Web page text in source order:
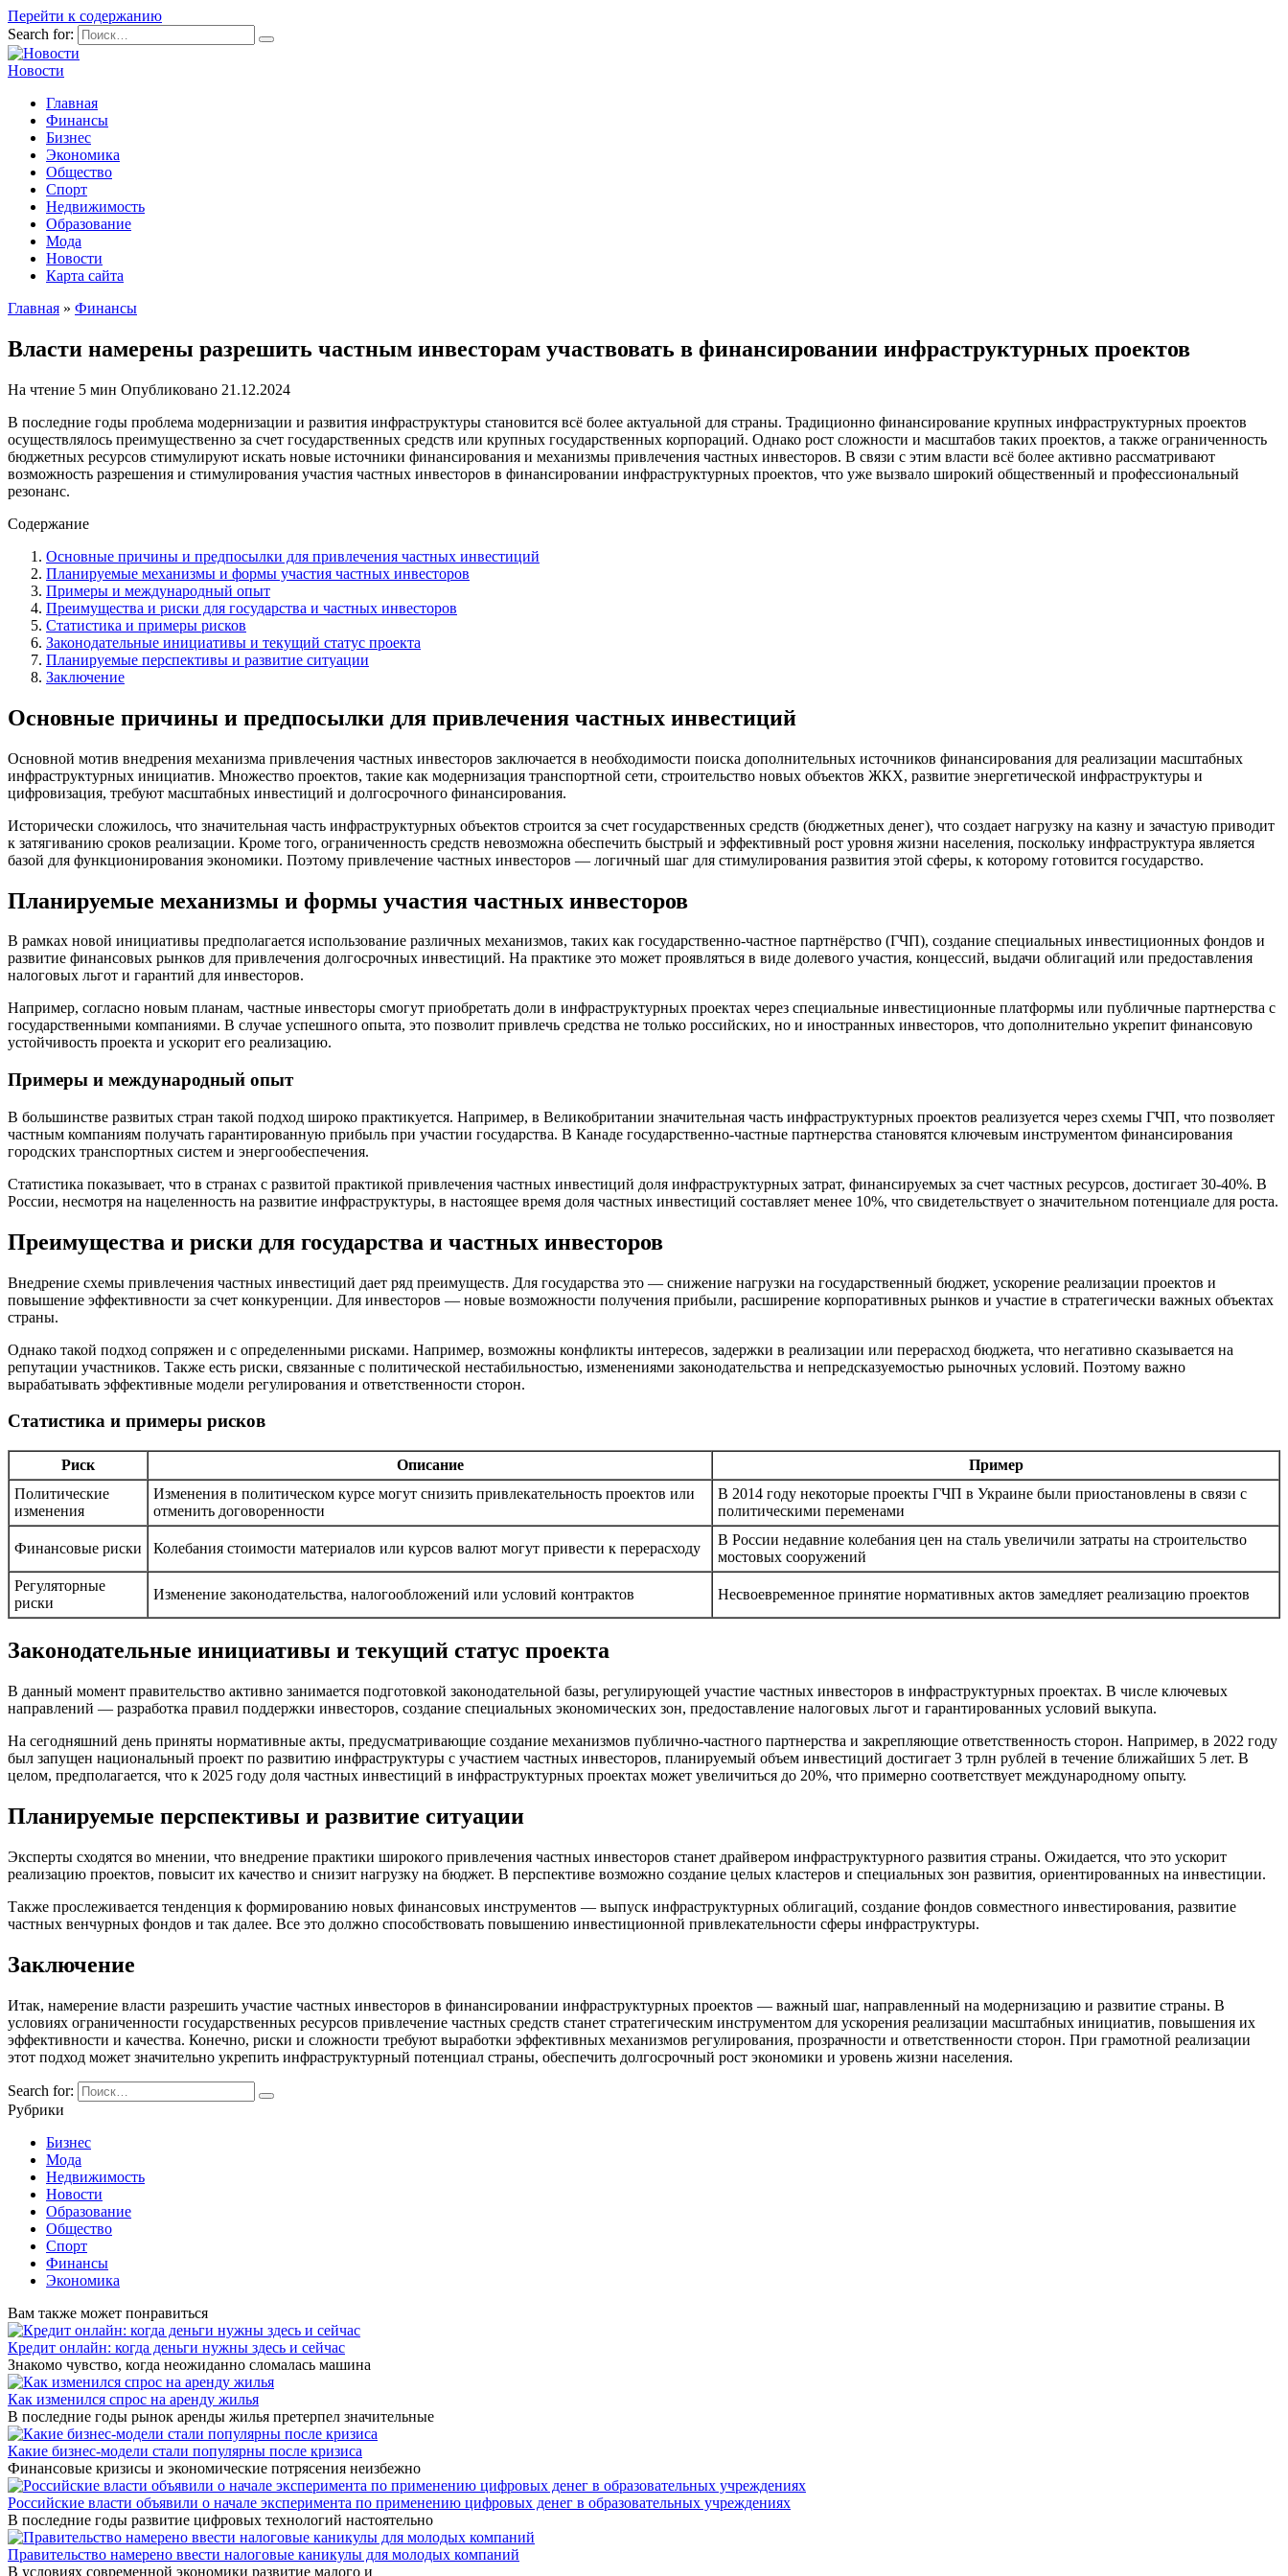
Перейти к содержанию
Search for:
Новости
Главная
Финансы
Бизнес
Экономика
Общество
Спорт
Недвижимость
Образование
Мода
Новости
Карта сайта
Главная » Финансы
Власти намерены разрешить частным инвесторам участвовать в финансировании инфраструктурных проектов
На чтение 5 мин Опубликовано 21.12.2024
В последние годы проблема модернизации и развития инфраструктуры становится всё более актуальной для страны. Традиционно финансирование крупных инфраструктурных проектов
осуществлялось преимущественно за счет государственных средств или крупных государственных корпораций. Однако рост сложности и масштабов таких проектов, а также ограниченность
бюджетных ресурсов стимулируют искать новые источники финансирования и механизмы привлечения частных инвесторов. В связи с этим власти всё более активно рассматривают
возможность разрешения и стимулирования участия частных инвесторов в финансировании инфраструктурных проектов, что уже вызвало широкий общественный и профессиональный
резонанс.
Содержание
Основные причины и предпосылки для привлечения частных инвестиций
Планируемые механизмы и формы участия частных инвесторов
Примеры и международный опыт
Преимущества и риски для государства и частных инвесторов
Статистика и примеры рисков
Законодательные инициативы и текущий статус проекта
Планируемые перспективы и развитие ситуации
Заключение
Основные причины и предпосылки для привлечения частных инвестиций
Основной мотив внедрения механизма привлечения частных инвесторов заключается в необходимости поиска дополнительных источников финансирования для реализации масштабных
инфраструктурных инициатив. Множество проектов, такие как модернизация транспортной сети, строительство новых объектов ЖКХ, развитие энергетической инфраструктуры и
цифровизация, требуют масштабных инвестиций и долгосрочного финансирования.
Исторически сложилось, что значительная часть инфраструктурных объектов строится за счет государственных средств (бюджетных денег), что создает нагрузку на казну и зачастую приводит
к затягиванию сроков реализации. Кроме того, ограниченность средств невозможна обеспечить быстрый и эффективный рост уровня жизни населения, поскольку инфраструктура является
базой для функционирования экономики. Поэтому привлечение частных инвесторов — логичный шаг для стимулирования развития этой сферы, к которому готовится государство.
Планируемые механизмы и формы участия частных инвесторов
В рамках новой инициативы предполагается использование различных механизмов, таких как государственно-частное партнёрство (ГЧП), создание специальных инвестиционных фондов и
развитие финансовых рынков для привлечения долгосрочных инвестиций. На практике это может проявляться в виде долевого участия, концессий, выдачи облигаций или предоставления
налоговых льгот и гарантий для инвесторов.
Например, согласно новым планам, частные инвесторы смогут приобретать доли в инфраструктурных проектах через специальные инвестиционные платформы или публичные партнерства с
государственными компаниями. В случае успешного опыта, это позволит привлечь средства не только российских, но и иностранных инвесторов, что дополнительно укрепит финансовую
устойчивость проекта и ускорит его реализацию.
Примеры и международный опыт
В большинстве развитых стран такой подход широко практикуется. Например, в Великобритании значительная часть инфраструктурных проектов реализуется через схемы ГЧП, что позволяет
частным компаниям получать гарантированную прибыль при участии государства. В Канаде государственно-частные партнерства становятся ключевым инструментом финансирования
городских транспортных систем и энергообеспечения.
Статистика показывает, что в странах с развитой практикой привлечения частных инвестиций доля инфраструктурных затрат, финансируемых за счет частных ресурсов, достигает 30-40%. В
России, несмотря на нацеленность на развитие инфраструктуры, в настоящее время доля частных инвестиций составляет менее 10%, что свидетельствует о значительном потенциале для роста.
Преимущества и риски для государства и частных инвесторов
Внедрение схемы привлечения частных инвестиций дает ряд преимуществ. Для государства это — снижение нагрузки на государственный бюджет, ускорение реализации проектов и
повышение эффективности за счет конкуренции. Для инвесторов — новые возможности получения прибыли, расширение корпоративных рынков и участие в стратегически важных объектах
страны.
Однако такой подход сопряжен и с определенными рисками. Например, возможны конфликты интересов, задержки в реализации или перерасход бюджета, что негативно сказывается на
репутации участников. Также есть риски, связанные с политической нестабильностью, изменениями законодательства и непредсказуемостью рыночных условий. Поэтому важно
вырабатывать эффективные модели регулирования и ответственности сторон.
Статистика и примеры рисков
Риск Описание
Пример
Политические
изменения
Изменения в политическом курсе могут снизить привлекательность проектов или
отменить договоренности
В 2014 году некоторые проекты ГЧП в Украине были приостановлены в связи с
политическими переменами
Финансовые риски Колебания стоимости материалов или курсов валют могут привести к перерасходу
В России недавние колебания цен на сталь увеличили затраты на строительство
мостовых сооружений
Регуляторные
риски
Изменение законодательства, налогообложений или условий контрактов Несвоевременное принятие нормативных актов замедляет реализацию проектов
Законодательные инициативы и текущий статус проекта
В данный момент правительство активно занимается подготовкой законодательной базы, регулирующей участие частных инвесторов в инфраструктурных проектах. В числе ключевых
направлений — разработка правил поддержки инвесторов, создание специальных экономических зон, предоставление налоговых льгот и гарантированных условий выкупа.
На сегодняшний день приняты нормативные акты, предусматривающие создание механизмов публично-частного партнерства и закрепляющие ответственность сторон. Например, в 2022 году
был запущен национальный проект по развитию инфраструктуры с участием частных инвесторов, планируемый объем инвестиций достигает 3 трлн рублей в течение ближайших 5 лет. В
целом, предполагается, что к 2025 году доля частных инвестиций в инфраструктурных проектах может увеличиться до 20%, что примерно соответствует международному опыту.
Планируемые перспективы и развитие ситуации
Эксперты сходятся во мнении, что внедрение практики широкого привлечения частных инвесторов станет драйвером инфраструктурного развития страны. Ожидается, что это ускорит
реализацию проектов, повысит их качество и снизит нагрузку на бюджет. В перспективе возможно создание целых кластеров и специальных зон развития, ориентированных на инвестиции.
Также прослеживается тенденция к формированию новых финансовых инструментов — выпуск инфраструктурных облигаций, создание фондов совместного инвестирования, развитие
частных венчурных фондов и так далее. Все это должно способствовать повышению инвестиционной привлекательности сферы инфраструктуры.
Заключение
Итак, намерение власти разрешить участие частных инвесторов в финансировании инфраструктурных проектов — важный шаг, направленный на модернизацию и развитие страны. В
условиях ограниченности государственных ресурсов привлечение частных средств станет стратегическим инструментом для ускорения реализации масштабных инициатив, повышения их
эффективности и качества. Конечно, риски и сложности требуют выработки эффективных механизмов регулирования, прозрачности и ответственности сторон. При грамотной реализации
этот подход может значительно укрепить инфраструктурный потенциал страны, обеспечить долгосрочный рост экономики и уровень жизни населения.
Search for:
Рубрики
Бизнес
Мода
Недвижимость
Новости
Образование
Общество
Спорт
Финансы
Экономика
Вам также может понравиться
Кредит онлайн: когда деньги нужны здесь и сейчас
Знакомо чувство, когда неожиданно сломалась машина
Как изменился спрос на аренду жилья
В последние годы рынок аренды жилья претерпел значительные
Какие бизнес-модели стали популярны после кризиса
Финансовые кризисы и экономические потрясения неизбежно
Российские власти объявили о начале эксперимента по применению цифровых денег в образовательных учреждениях
В последние годы развитие цифровых технологий настоятельно
Правительство намерено ввести налоговые каникулы для молодых компаний
В условиях современной экономики развитие малого и